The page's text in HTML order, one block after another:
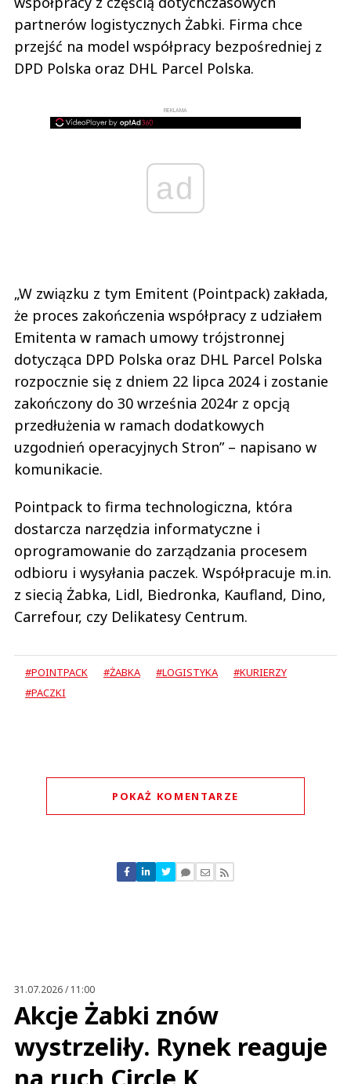
partnerów logistycznych Żabki. Firma chce
przejść na model współpracy bezpośredniej z
DPD Polska oraz DHL Parcel Polska.
REKLAMA
ad
„W związku z tym Emitent (Pointpack) zakłada,
że proces zakończenia współpracy z udziałem
Emitenta w ramach umowy trójstronnej
dotycząca DPD Polska oraz DHL Parcel Polska
rozpocznie się z dniem 22 lipca 2024 i zostanie
zakończony do 30 września 2024r z opcją
przedłużenia w ramach dodatkowych
uzgodnień operacyjnych Stron” – napisano w
komunikacie.
Pointpack to firma technologiczna, która
dostarcza narzędzia informatyczne i
oprogramowanie do zarządzania procesem
odbioru i wysyłania paczek. Współpracuje m.in.
z siecią Żabka, Lidl, Biedronka, Kaufland, Dino,
Carrefour, czy Delikatesy Centrum.
#POINTPACK #ŻABKA #LOGISTYKA
#KURIERZY
#PACZKI
POKAŻ KOMENTARZE
Nie znaleziono komentarzy
Zostaw swoje komentarze
31.07.2026 / 11:00
Akcje Żabki znów
wystrzeliły. Rynek reaguje
na ruch Circle K